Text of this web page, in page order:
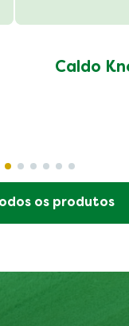
Caldo
os produtos